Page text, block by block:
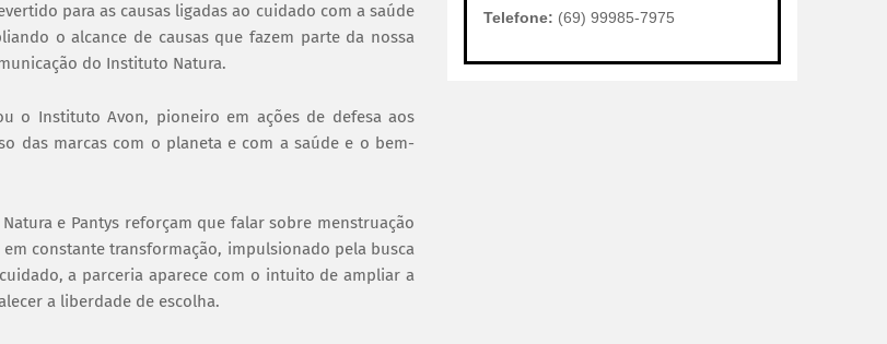
para as causas ligadas ao cuidado com a saúde
o alcance de causas que fazem parte da nossa
do Instituto Natura.
o Instituto Avon, pioneiro em ações de defesa aos
das marcas com o planeta e com a saúde e o bem-
e Pantys reforçam que falar sobre menstruação
constante transformação, impulsionado pela busca
a parceria aparece com o intuito de ampliar a
a liberdade de escolha.
Telefone: (69) 99985-7975